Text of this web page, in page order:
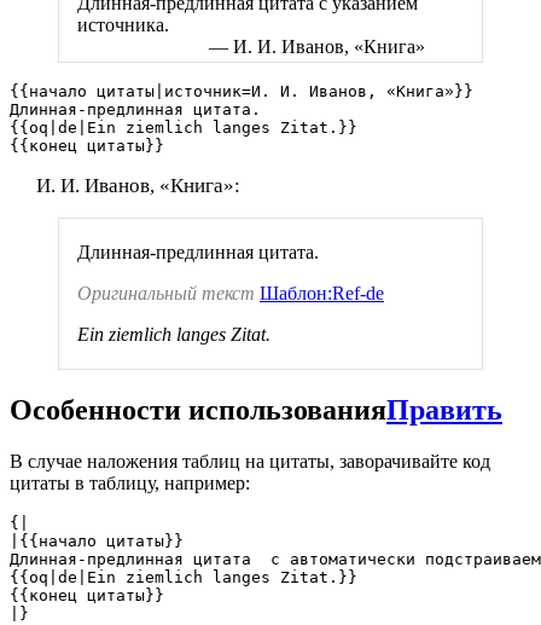
источника.
— И. И. Иванов, «Книга»
{{начало цитаты|источник=И. И. Иванов, «Книга»}}
Длинная-предлинная цитата.
{{oq|de|Ein ziemlich langes Zitat.}}
{{конец цитаты}}
И. И. Иванов, «Книга»:
Длинная-предлинная цитата.
Оригинальный текст Шаблон:Ref-de
Ein ziemlich langes Zitat.
Особенности использованияПравить
В случае наложения таблиц на цитаты, заворачивайте код
цитаты в таблицу, например:
{|
|{{начало цитаты}}
Длинная-предлинная цитата  c автоматически
{{oq|de|Ein ziemlich langes Zitat.}}
{{конец цитаты}}
|}